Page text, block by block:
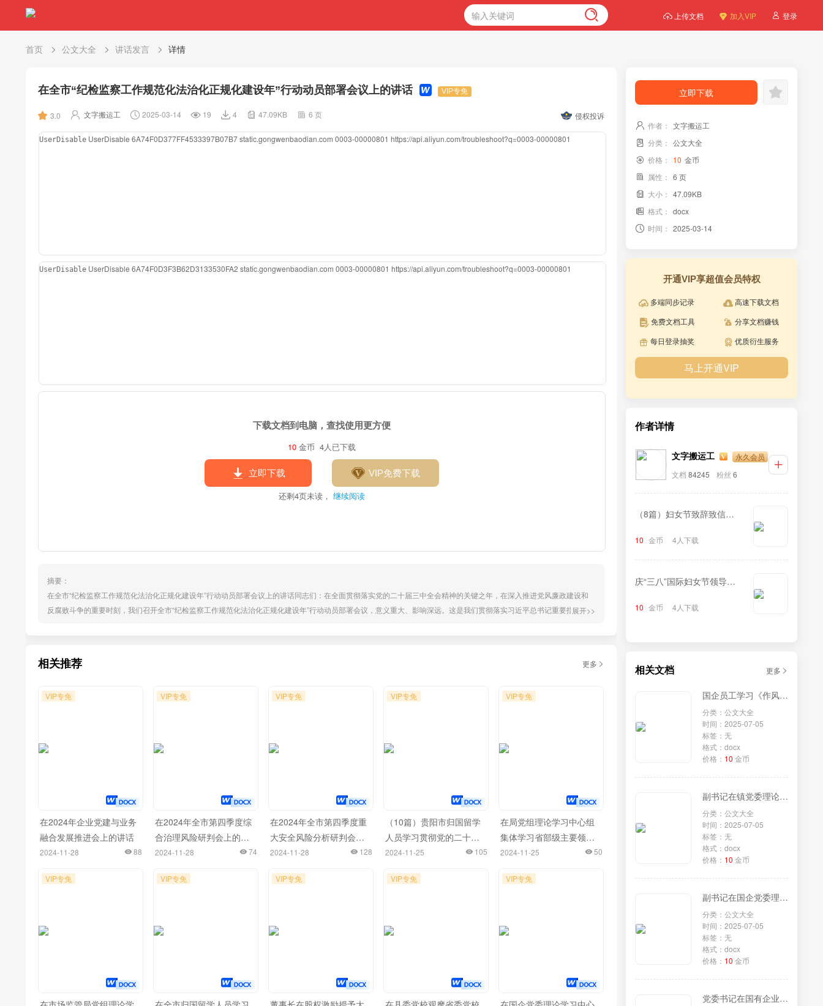
上传文档 加入VIP 登录
首页 公文大全 讲话发言 详情
在全市“纪检监察工作规范化法治化正规化建设年”行动动员部署会议上的讲话 VIP专免
3.0 文字搬运工 2025-03-14 19 4 47.09KB 6 页 侵权投诉
UserDisable UserDisable 6A74F0D377FF4533397B07B7static.gongwenbaodian.com 0003-00000801 https://api.aliyun.com/troubleshoot?q=0003-00000801
UserDisable UserDisable 6A74F0D3F3B62D3133530FA2 static.gongwenbaodian.com 0003-00000801 https://api.aliyun.com/troubleshoot?q=0003-00000801
下载文档到电脑，查找使用更方便
10 金币 4人已下载
立即下载 VIP免费下载
还剩4页未读， 继续阅读
摘要：
在全市“纪检监察工作规范化法治化正规化建设年”行动动员部署会议上的讲话同志们：在全面贯彻落实党的二十届三中全会精神的关键之年，在深入推进党风廉政建设和
反腐败斗争的重要时刻，我们召开全市“纪检监察工作规范化法治化正规化建设年”行动动员部署会议，意义重大、影响深远。这是我们贯彻落实习近平总书记重要指示精
展开>>
相关推荐 更多
VIP专免
在2024年企业党建与业务
融合发展推进会上的讲话
2024-11-28 88
VIP专免
在2024年全市第四季度综
合治理风险研判会上的讲
话
2024-11-28 74
VIP专免
在2024年全市第四季度重
大安全风险分析研判会上
的讲话
2024-11-28 128
VIP专免
（10篇）贵阳市归国留学
人员学习贯彻党的二十届
三中全会精神座谈会发言
2024-11-25 105
VIP专免
在局党组理论学习中心组
集体学习省部级主要领导
干部学习贯彻党的二十届
开班式上的重要讲话精神
2024-11-25 50
VIP专免 VIP专免 VIP专免 VIP专免 VIP专免
立即下载
作者： 文字搬运工
分类： 公文大全
价格：
10 金币
属性： 6 页
大小： 47.09KB
格式： docx
时间： 2025-03-14
开通VIP享超值会员特权
多端同步记录
高速下载文档
免费文档工具
分享文档赚钱
每日登录抽奖
优质衍生服务
马上开通VIP
作者详情
文字搬运工
永久会员
文档 84245 粉丝 6
（8篇）妇女节致辞致信汇
10 金币 4人下载
庆“三八”国际妇女节领导致
10 金币 4人下载
相关文档 更多
国企员工学习《作风建设改变中国》研讨发言
分类：公文大全
时间：2025-07-05
标签：无
格式：docx
价格： 10 金币
副书记在镇党委理论学习中心组专题学习《党组讨论和决定党员处分事项工作程序规定》研讨会上的发言
分类：公文大全
时间：2025-07-05
标签：无
格式：docx
价格： 10 金币
副书记在国企党委理论学习中心组专题学习《党组讨论和决定党员处分事项工作程序规定》研讨会上的发言
分类：公文大全
时间：2025-07-05
标签：无
格式：docx
价格： 10 金币
党委书记在国有企业理论学习中心组专题学习《党组讨论和决定党员处分事项工作程序规定》研讨会上的发言